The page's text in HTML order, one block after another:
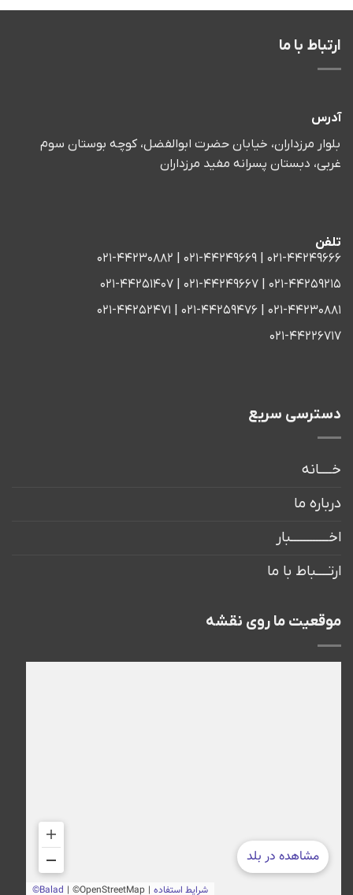
ارتباط با ما
آدرس
بلوار مرزداران، خیابان حضرت ابوالفضل، کوچه بوستان سوم
غربی، دبستان پسرانه مفید مرزداران
تلفن
021-44249666 | 021-44249669 | 021-44230882
021-44259215 | 021-44249667 | 021-44251407
021-44230881 | 021-44259476 | 021-44252471
021-44226717
دسترسی سریع
خــــانه
درباره ما
اخــــــــــــبار
ارتــــباط با ما
موقعیت ما روی نقشه